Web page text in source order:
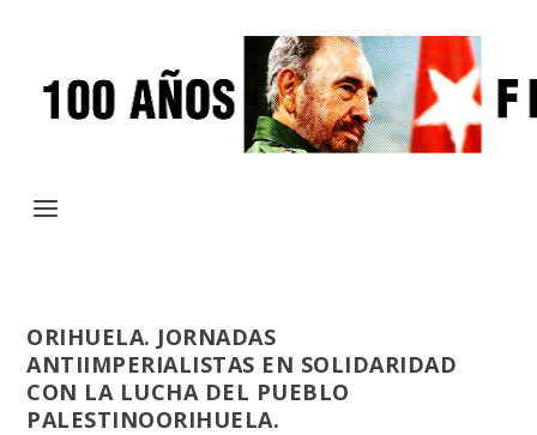
ORIHUELA. JORNADAS
ANTIIMPERIALISTAS EN SOLIDARIDAD
CON LA LUCHA DEL PUEBLO
PALESTINOORIHUELA.